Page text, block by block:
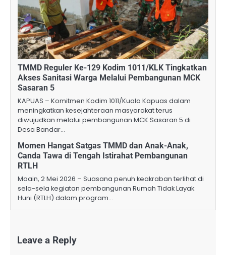
TMMD Reguler Ke-129 Kodim 1011/KLK Tingkatkan
Akses Sanitasi Warga Melalui Pembangunan MCK
Sasaran 5
KAPUAS – Komitmen Kodim 1011/Kuala Kapuas dalam
meningkatkan kesejahteraan masyarakat terus
diwujudkan melalui pembangunan MCK Sasaran 5 di
Desa Bandar…
Momen Hangat Satgas TMMD dan Anak-Anak,
Canda Tawa di Tengah Istirahat Pembangunan
RTLH
Moain, 2 Mei 2026 – Suasana penuh keakraban terlihat di
sela-sela kegiatan pembangunan Rumah Tidak Layak
Huni (RTLH) dalam program…
Leave a Reply